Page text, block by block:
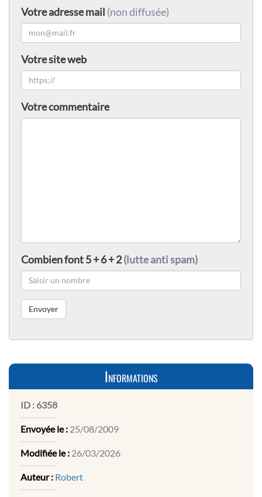
Votre adresse mail (non diffusée)
Votre site web
Votre commentaire
Combien font 5 + 6 + 2(lutte anti spam)
Informations
ID : 6358
Envoyée le : 25/08/2009
Modifiée le : 26/03/2026
Auteur : Robert